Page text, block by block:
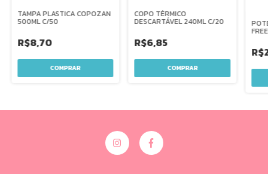
TAMPA PLASTICA COPOZAN
500ML C/50
R$8,70
COPO TÉRMICO
DESCARTÁVEL 240ML C/20
R$6,85